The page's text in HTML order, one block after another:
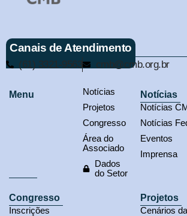
Canais de Atendimento
(61) 3321-9563 cmb@cmb.org.br
Menu
Notícias
Projetos
Congresso
Área do
Associado
Dados
do Setor
Notícias
Notícias
Notícias
Eventos
Imprensa
Congresso
Inscrições
Projetos
Cenários